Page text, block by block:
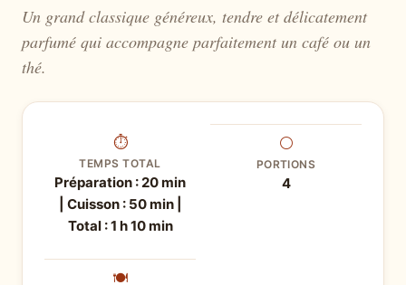
Un grand classique généreux, tendre et délicatement
parfumé qui accompagne parfaitement un café ou un
thé.
⏱
TEMPS TOTAL
Préparation : 20 min
| Cuisson : 50 min |
Total : 1 h 10 min
⚪
PORTIONS
4
🍽